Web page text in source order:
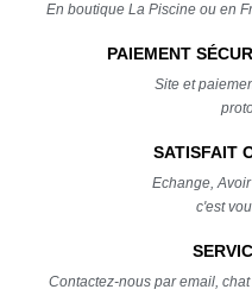
En boutique La Piscine ou en
PAIEMENT
Site et
SATISFAIT
Echange,
c'est
Contactez-nous par email,